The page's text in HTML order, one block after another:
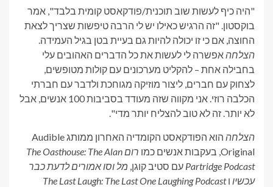
"היה כיף לעשות שוב תוכנית/פודקאסט קומית בלבד", אמר
בוקסטון. "זה הרגיש כאילו יש לי הרבה טיפשות שצריך לצאת
החוצה, אם כי זו יכולה להיות גם בעיית בטן בגיל העמידה.
הצלחהאפשרה לי לעשות את כל הדברים האהובים עלי
בחבילה אחת – להקליט מערכונים עם קולות מטופשים,
לצחוק עם חברים, ליצור מוזיקה מגוחכת ולדבר עם חברתי
הכלבה רוזי. אני מקווה שזה מעודד בסביבות 100 אנשים, אבל
לא יותר. זה לא טוב להצליח יותר מדי".
הצלחה
הוא הפודקאסט הקומדיה האחרון ממותג Audible
Original, בעקבות אנשים כמו
רום The Oasthouse: The Alan
Partridge Podcast עם סטיב קוגן, מל וסו אמורים לדעת כבר
עכשיו וThe Last Laugh: The Last One Laughing Podcast